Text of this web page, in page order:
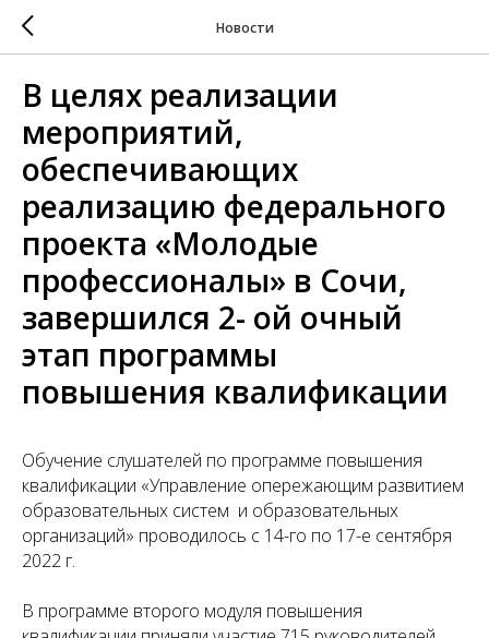
Новости
В целях реализации
мероприятий,
обеспечивающих
реализацию федерального
проекта «Молодые
профессионалы» в Сочи,
завершился 2- ой очный
этап программы
повышения квалификации
Обучение слушателей по программе повышения
квалификации «Управление опережающим развитием
образовательных систем и образовательных
организаций» проводилось с 14-го по 17-е сентября
2022 г.
В программе второго модуля повышения